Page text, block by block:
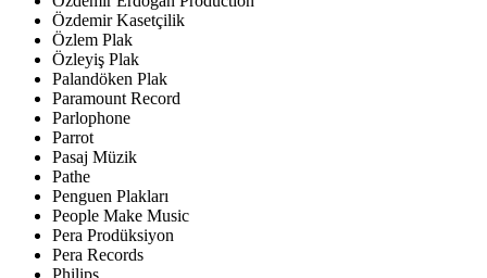
Özdemir Kasetçilik
Özlem Plak
Özleyiş Plak
Palandöken Plak
Paramount Record
Parlophone
Parrot
Pasaj Müzik
Pathe
Penguen Plakları
People Make Music
Pera Prodüksiyon
Pera Records
Philips